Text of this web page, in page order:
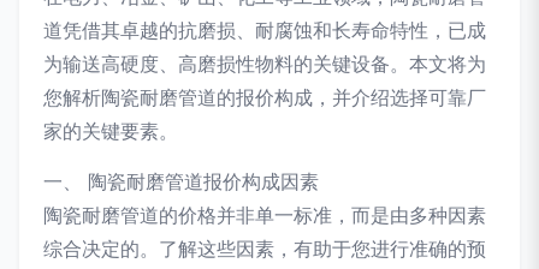
道凭借其卓越的抗磨损、耐腐蚀和长寿命特性，已成
为输送高硬度、高磨损性物料的关键设备。本文将为
您解析陶瓷耐磨管道的报价构成，并介绍选择可靠厂
家的关键要素。
一、 陶瓷耐磨管道报价构成因素
陶瓷耐磨管道的价格并非单一标准，而是由多种因素
综合决定的。了解这些因素，有助于您进行准确的预